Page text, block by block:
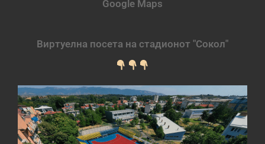
Google Maps
Виртуелна посета на стадионот "Сокол"